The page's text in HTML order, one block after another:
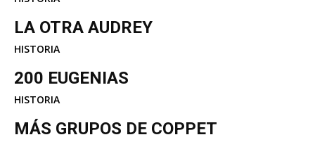
LA OTRA AUDREY
HISTORIA
200 EUGENIAS
HISTORIA
MÁS GRUPOS DE COPPET